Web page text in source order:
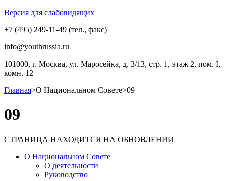
Версия для слабовидящих
+7 (495) 249-11-49 (тел., факс)
info@youthrussia.ru
101000, г. Москва, ул. Маросейка, д. 3/13, стр. 1, этаж 2, пом. I,
комн. 12
Главная>О Национальном Совете>09
09
СТРАНИЦА НАХОДИТСЯ НА ОБНОВЛЕНИИ
О Национальном Совете
О деятельности
Руководство